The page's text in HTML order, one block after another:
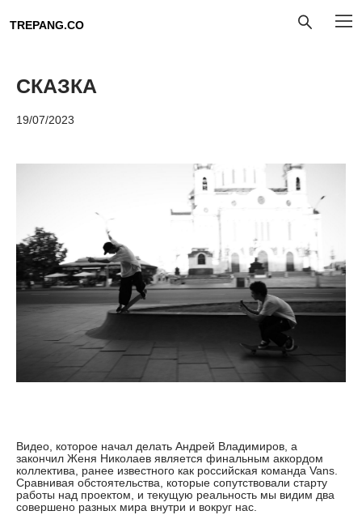
TREPANG.CO
19/07/2023
СКАЗКА
Видео, которое начал делать Андрей Владимиров, а
закончил Женя Николаев является финальным аккордом
коллектива, ранее известного как российская команда Vans.
Сравнивая обстоятельства, которые сопутствовали старту
работы над проектом, и текущую реальность мы видим два
совершено разных мира внутри и вокруг нас.